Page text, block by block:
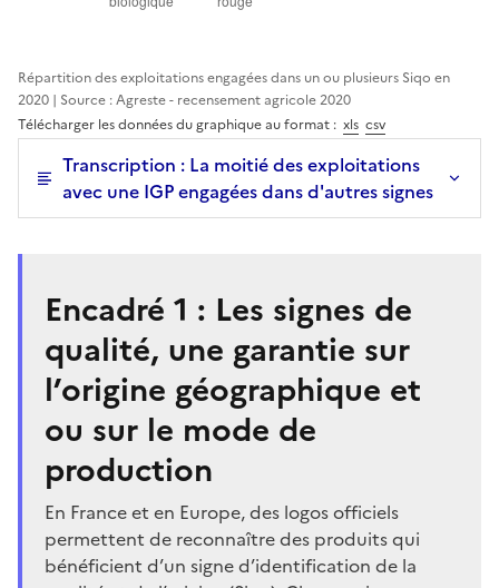
Répartition des exploitations engagées dans un ou plusieurs Siqo en
2020 | Source : Agreste - recensement agricole 2020
Télécharger les données du graphique au format : xls csv
Transcription : La moitié des exploitations
avec une IGP engagées dans d'autres signes
Encadré 1 : Les signes de
qualité, une garantie sur
l’origine géographique et
ou sur le mode de
production
En France et en Europe, des logos officiels
permettent de reconnaître des produits qui
bénéficient d’un signe d’identification de la